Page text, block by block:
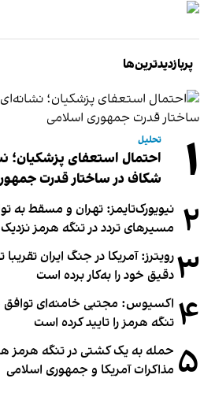
پربازدیدترین‌ها
۱ تحلیل
احتمال استعفای پزشکیان؛
شکاف در ساختار قدرت
۲ نیویورک‌تایمز: تهران و مسقط به
مسیرهای تردد در تنگه هرمز
۳رویترز: آمریکا در جنگ ایران
دقیق خود را به‌کار برده است
۴ اکسیوس: مجتبی خامنه‌ای توافق
تنگه هرمز را تایید کرده است
۵ حمله به یک کشتی در تنگه هرمز
مذاکرات آمریکا و جمهوری اسلامی